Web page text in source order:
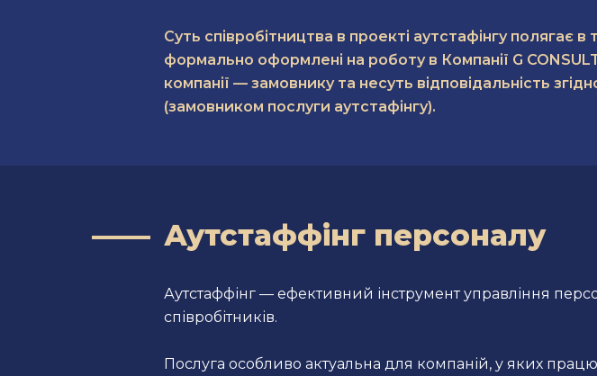
Суть співробітництва в проекті аутстафінгу полягає
формально оформлені на роботу в Компанії G
компанії — замовнику та несуть відповідальність
(замовником послуги аутстафінгу).
Аутстаффінг персоналу
Аутстаффінг — ефективний інструмент управління
співробітників.
Послуга особливо актуальна для компаній, у яких